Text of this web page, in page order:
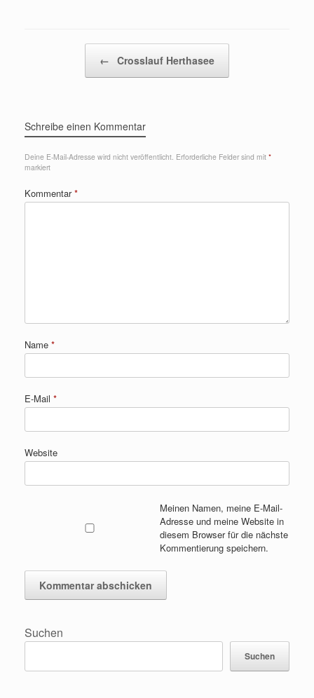
← Crosslauf Herthasee
Schreibe einen Kommentar
Deine E-Mail-Adresse wird nicht veröffentlicht. Erforderliche Felder sind mit *
markiert
Kommentar*
Name *
E-Mail *
Website
Meinen Namen, meine E-Mail-
Adresse und meine Website in
diesem Browser für die nächste
Kommentierung speichern.
Suchen
Suchen